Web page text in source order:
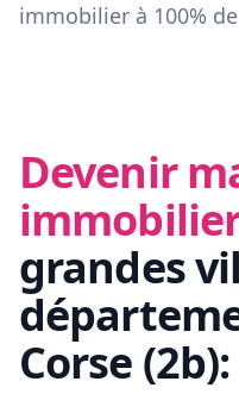
immobilier à 100%
Devenir
grandes
Corse (2b):